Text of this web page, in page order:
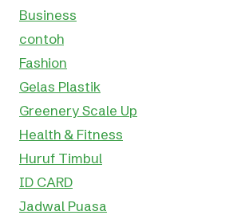
Business
contoh
Fashion
Gelas Plastik
Greenery Scale Up
Health & Fitness
Huruf Timbul
ID CARD
Jadwal Puasa